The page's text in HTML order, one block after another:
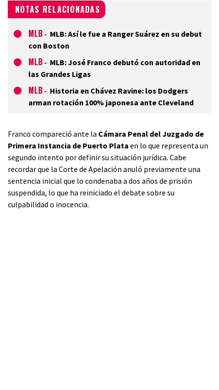
NOTAS RELACIONADAS
MLB - MLB: Así le fue a Ranger Suárez en su debut
con Boston
MLB - MLB: José Franco debutó con autoridad en
las Grandes Ligas
MLB - Historia en Chávez Ravine: los Dodgers
arman rotación 100% japonesa ante Cleveland
Franco compareció ante la Cámara Penal del Juzgado de
Primera Instancia de Puerto Plata en lo que representa un
segundo intento por definir su situación jurídica. Cabe
recordar que la Corte de Apelación anuló previamente una
sentencia inicial que lo condenaba a dos años de prisión
suspendida, lo que ha reiniciado el debate sobre su
culpabilidad o inocencia.